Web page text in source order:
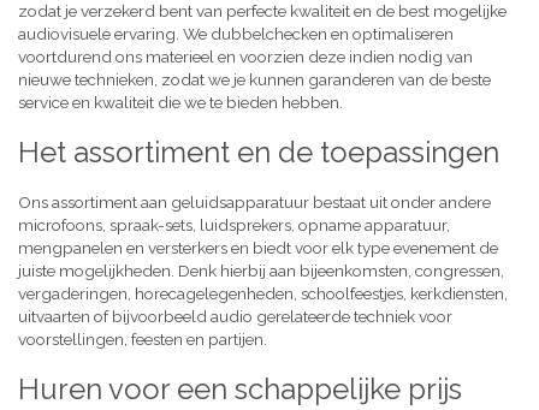
zodat je verzekerd bent van perfecte kwaliteit en de best mogelijke
audiovisuele ervaring. We dubbelchecken en optimaliseren
voortdurend ons materieel en voorzien deze indien nodig van
nieuwe technieken, zodat we je kunnen garanderen van de beste
service en kwaliteit die we te bieden hebben.
Het assortiment en de toepassingen
Ons assortiment aan geluidsapparatuur bestaat uit onder andere
microfoons, spraak-sets, luidsprekers, opname apparatuur,
mengpanelen en versterkers en biedt voor elk type evenement de
juiste mogelijkheden. Denk hierbij aan bijeenkomsten, congressen,
vergaderingen, horecagelegenheden, schoolfeestjes, kerkdiensten,
uitvaarten of bijvoorbeeld audio gerelateerde techniek voor
voorstellingen, feesten en partijen.
Huren voor een schappelijke prijs